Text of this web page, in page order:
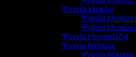
Ψυγεία γλυκών
Ψυγεία γλυκών
Ψυγεία γλυκών
Ψυγεία επιτραπέζια
Ψυγεία θάλαμοι
Ψυγεία